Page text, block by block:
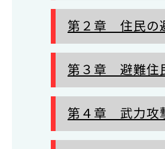
第２章 住民の
第３章 避難住
第４章 武力攻